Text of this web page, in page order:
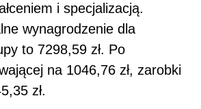
i specjalizacją.
wynagrodzenie dla
to 7298,59 zł. Po
na 1046,76 zł, zarobki
zł.